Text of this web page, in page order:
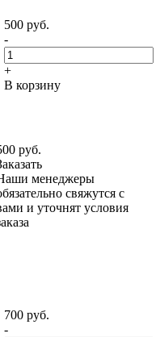
500 руб.
-
+
В корзину
руб.
менеджеры
свяжутся с
и уточнят условия
700 руб.
-